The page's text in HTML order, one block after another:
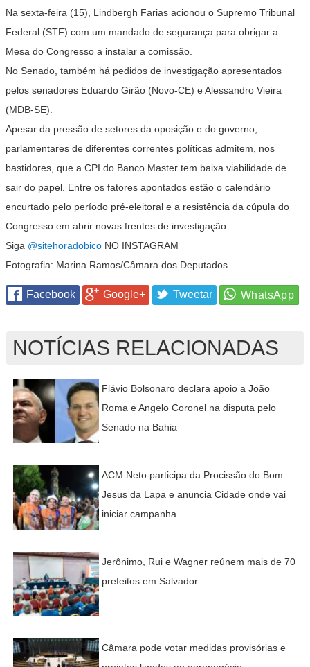
Na sexta-feira (15), Lindbergh Farias acionou o Supremo Tribunal
Federal (STF) com um mandado de segurança para obrigar a
Mesa do Congresso a instalar a comissão.
No Senado, também há pedidos de investigação apresentados
pelos senadores Eduardo Girão (Novo-CE) e Alessandro Vieira
(MDB-SE).
Apesar da pressão de setores da oposição e do governo,
parlamentares de diferentes correntes políticas admitem, nos
bastidores, que a CPI do Banco Master tem baixa viabilidade de
sair do papel. Entre os fatores apontados estão o calendário
encurtado pelo período pré-eleitoral e a resistência da cúpula do
Congresso em abrir novas frentes de investigação.
Siga @sitehoradobico NO INSTAGRAM
Fotografia: Marina Ramos/Câmara dos Deputados
Facebook Google+ Tweetar
NOTÍCIAS RELACIONADAS
Flávio Bolsonaro declara apoio a João
Roma e Angelo Coronel na disputa pelo
Senado na Bahia
ACM Neto participa da Procissão do Bom
Jesus da Lapa e anuncia Cidade onde vai
iniciar campanha
Jerônimo, Rui e Wagner reúnem mais de 70
prefeitos em Salvador
Câmara pode votar medidas provisórias e